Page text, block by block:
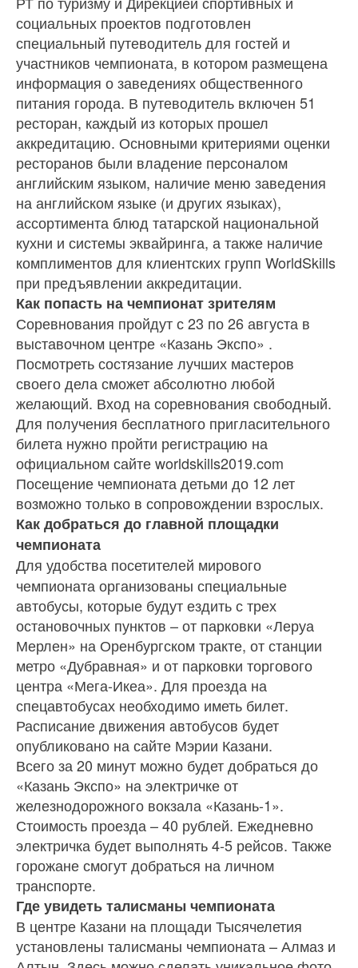
социальных проектов подготовлен
специальный путеводитель для гостей и
участников чемпионата, в котором размещена
информация о заведениях общественного
питания города. В путеводитель включен 51
ресторан, каждый из которых прошел
аккредитацию. Основными критериями оценки
ресторанов были владение персоналом
английским языком, наличие меню заведения
на английском языке (и других языках),
ассортимента блюд татарской национальной
кухни и системы эквайринга, а также наличие
комплиментов для клиентских групп WorldSkills
при предъявлении аккредитации.
Как попасть на чемпионат зрителям
Соревнования пройдут с 23 по 26 августа в
выставочном центре «Казань Экспо» .
Посмотреть состязание лучших мастеров
своего дела сможет абсолютно любой
желающий. Вход на соревнования свободный.
Для получения бесплатного пригласительного
билета нужно пройти регистрацию на
официальном сайте worldskills2019.com
Посещение чемпионата детьми до 12 лет
возможно только в сопровождении взрослых.
Как добраться до главной площадки
чемпионата
Для удобства посетителей мирового
чемпионата организованы специальные
автобусы, которые будут ездить с трех
остановочных пунктов – от парковки «Леруа
Мерлен» на Оренбургском тракте, от станции
метро «Дубравная» и от парковки торгового
центра «Мега-Икеа». Для проезда на
спецавтобусах необходимо иметь билет.
Расписание движения автобусов будет
опубликовано на сайте Мэрии Казани.
Всего за 20 минут можно будет добраться до
«Казань Экспо» на электричке от
железнодорожного вокзала «Казань-1».
Стоимость проезда – 40 рублей. Ежедневно
электричка будет выполнять 4-5 рейсов. Также
горожане смогут добраться на личном
транспорте.
Где увидеть талисманы чемпионата
В центре Казани на площади Тысячелетия
установлены талисманы чемпионата – Алмаз и